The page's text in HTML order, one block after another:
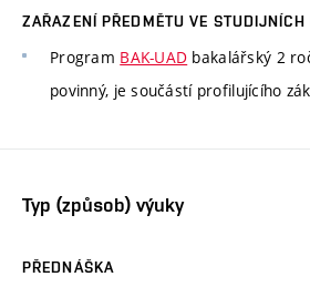
ZAŘAZENÍ PŘEDMĚTU VE STUDIJNÍCH
Program BAK-UAD bakalářský 2
povinný, je součástí profilujícího
Typ (způsob) výuky
PŘEDNÁŠKA